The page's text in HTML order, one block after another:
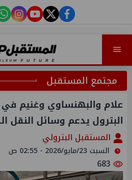
facebook
twitter
youtube
مجتمع المستقبل
علام والبهنساوي وغنيم في
البترول يدعم وسائل النقل
المستقبل البترولي
السبت 23/مايو/2026 - 02:55 ص